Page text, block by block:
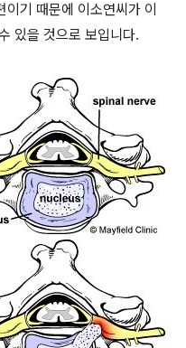
기 때문에 이소연씨가 이
있을 것으로 보입니다.